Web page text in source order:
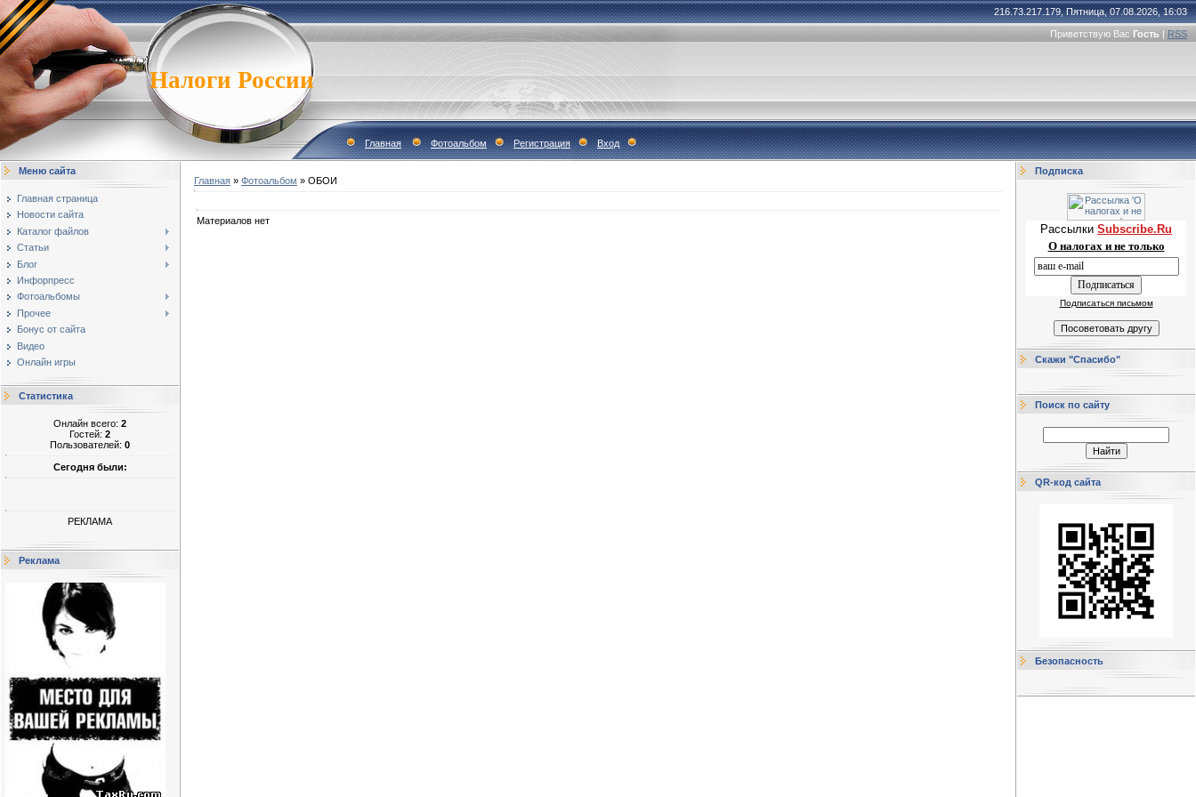
Налоги России
216.73.217.179, Пятница, 07.08.2026, 16:03
Приветствую Вас Гость | RSS
Главная Фотоальбом Регистрация Вход
Меню сайта
Главная страница
Новости сайта
Каталог файлов
Статьи
Блог
Инфорпресс
Фотоальбомы
Прочее
Бонус от сайта
Видео
Онлайн игры
Статистика
Онлайн всего: 2
Гостей: 2
Пользователей: 0
Сегодня были:
РЕКЛАМА
Реклама
Главная » Фотоальбом » ОБОИ
Материалов нет
Подписка
Рассылки Subscribe.Ru
О налогах и не только
Подписаться письмом
Скажи "Спасибо"
Поиск по сайту
QR-код сайта
Безопасность